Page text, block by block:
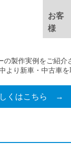
お客
様
製作実例をご紹介
より新車・中古車を
くはこちら →